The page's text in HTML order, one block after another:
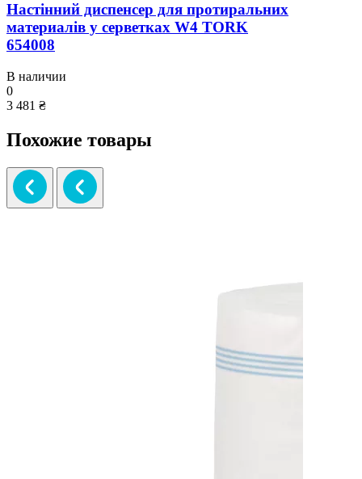
Настінний диспенсер для протиральних
материалів у серветках W4 TORK
654008
В наличии
0
3 481 ₴
Похожие товары